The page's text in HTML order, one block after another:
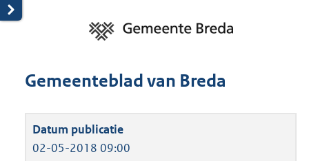
Gemeenteblad van Breda
02-05-2018 09:00